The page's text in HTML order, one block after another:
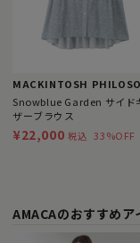
Snowblue Garden サイド
ザーブラウス
¥22,000 税込 33%OFF
AMACAのおすすめア